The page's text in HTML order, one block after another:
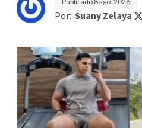
Por: Suany Zelaya